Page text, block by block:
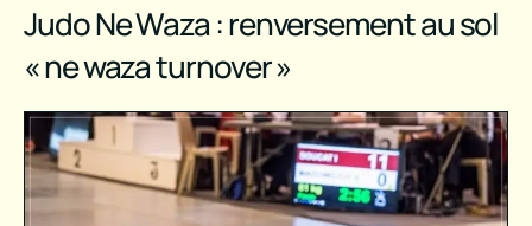
Judo Ne Waza : renversement au sol
« ne waza turnover »